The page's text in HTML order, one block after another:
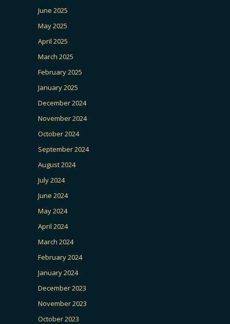
June 2025
May 2025
April 2025
March 2025
February 2025
January 2025
December 2024
November 2024
October 2024
September 2024
August 2024
July 2024
June 2024
May 2024
April 2024
March 2024
February 2024
January 2024
December 2023
November 2023
October 2023